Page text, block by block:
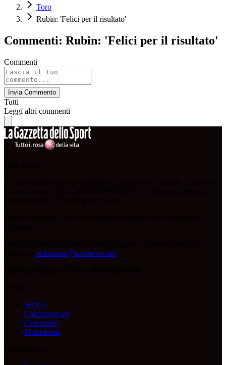
Toro
Rubin: 'Felici per il risultato'
Commenti: Rubin: 'Felici per il risultato'
Commenti
Invia Commento
Tutti
Leggi altri commenti
redazione@toronews.net
Serie A
Calciomercato
Columnist
Multimedia